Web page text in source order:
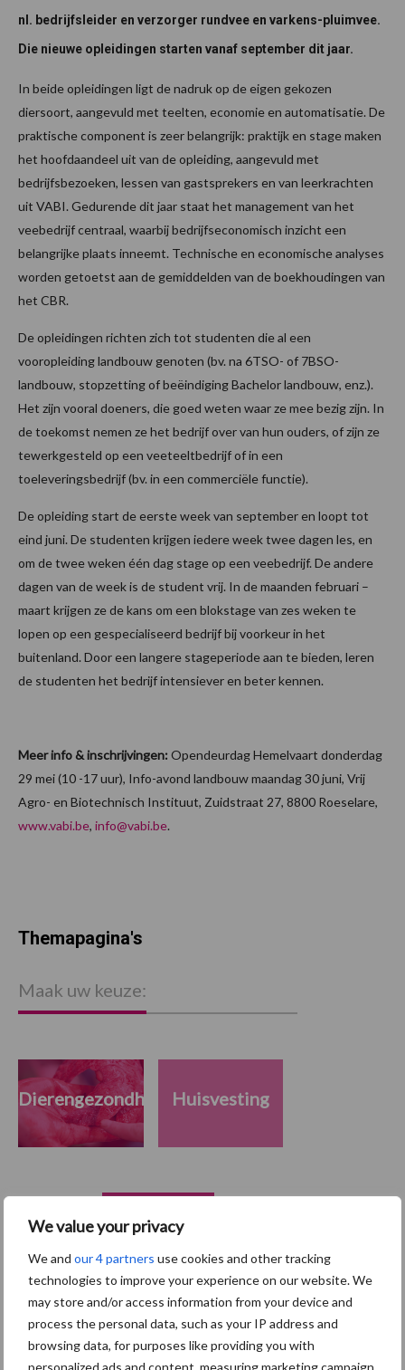
We value your privacy
We and our 4 partners use cookies and other tracking
technologies to improve your experience on our website. We
may store and/or access information from your device and
process the personal data, such as your IP address and
browsing data, for purposes like providing you with
personalized ads and content, measuring marketing campaign
nl. bedrijfsleider en verzorger rundvee en varkens-pluimvee.
Die nieuwe opleidingen starten vanaf september dit jaar.
In beide opleidingen ligt de nadruk op de eigen gekozen
diersoort, aangevuld met teelten, economie en automatisatie. De
praktische component is zeer belangrijk: praktijk en stage maken
het hoofdaandeel uit van de opleiding, aangevuld met
bedrijfsbezoeken, lessen van gastsprekers en van leerkrachten
uit VABI. Gedurende dit jaar staat het management van het
veebedrijf centraal, waarbij bedrijfseconomisch inzicht een
belangrijke plaats inneemt. Technische en economische analyses
worden getoetst aan de gemiddelden van de boekhoudingen van
het CBR.
De opleidingen richten zich tot studenten die al een
vooropleiding landbouw genoten (bv. na 6TSO- of 7BSO-
landbouw, stopzetting of beëindiging Bachelor landbouw, enz.).
Het zijn vooral doeners, die goed weten waar ze mee bezig zijn. In
de toekomst nemen ze het bedrijf over van hun ouders, of zijn ze
tewerkgesteld op een veeteeltbedrijf of in een
toeleveringsbedrijf (bv. in een commerciële functie).
De opleiding start de eerste week van september en loopt tot
eind juni. De studenten krijgen iedere week twee dagen les, en
om de twee weken één dag stage op een veebedrijf. De andere
dagen van de week is de student vrij. In de maanden februari –
maart krijgen ze de kans om een blokstage van zes weken te
lopen op een gespecialiseerd bedrijf bij voorkeur in het
buitenland. Door een langere stageperiode aan te bieden, leren
de studenten het bedrijf intensiever en beter kennen.
Meer info & inschrijvingen: Opendeurdag Hemelvaart donderdag
29 mei (10 -17 uur), Info-avond landbouw maandag 30 juni, Vrij
Agro- en Biotechnisch Instituut, Zuidstraat 27, 8800 Roeselare,
www.vabi.be, info@vabi.be.
Primaire
Sidebar
Recent nieuws Partner nieuws
5 aug
“Vraag naar praktische
Themapagina's
Maak uw keuze:
Dierengezondheid Huisvesting